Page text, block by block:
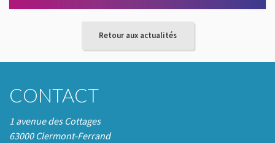
Retour aux actualités
CONTACT
1 avenue des Cottages
63000 Clermont-Ferrand